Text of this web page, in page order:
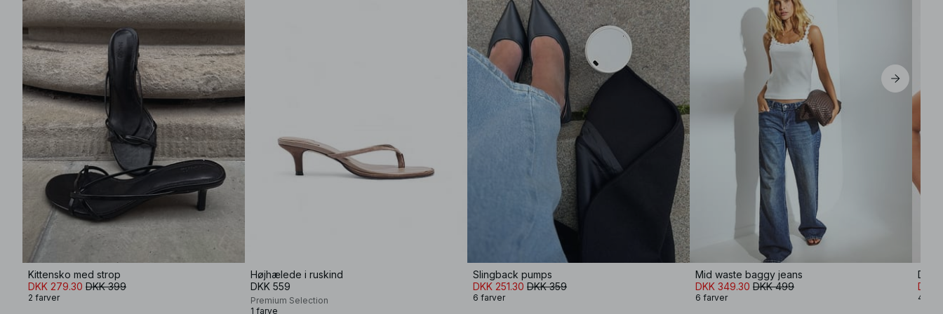
Kittensko med strop
DKK 279.30 DKK 399
2 farver
Højhælede i ruskind
DKK 559
Premium Selection
1 farve
Slingback pumps
DKK 251.30 DKK 359
6 farver
Mid waste baggy jeans
DKK 349.30 DKK 499
6 farver
DKK
4